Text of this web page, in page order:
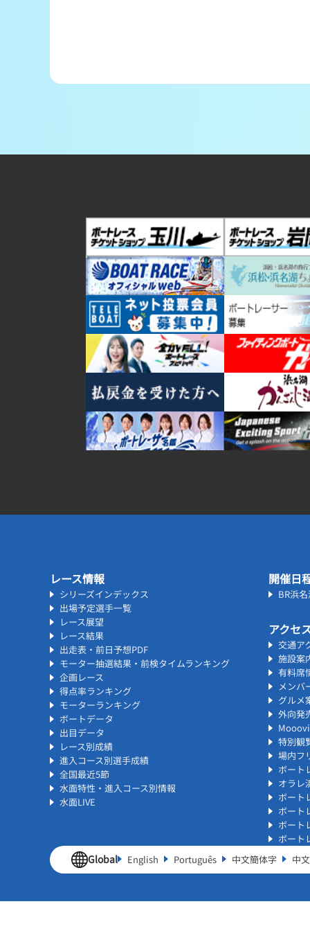
レース情報
シリーズインデックス
出場予定選手一覧
レース展望
レース結果
出走表・前日予想PDF
モーター抽選結果・前検タイムランキング
企画レース
得点率ランキング
モーターランキング
ボートデータ
出目データ
レース別成績
進入コース別選手成績
全国最近5節
水面特性・進入コース別情報
水面LIVE
開催日
BR浜
アクセ
交通ア
施設案
有料席
メンバ
グルメ
外向発
特別観
場内フ
ボート
オラレ
ボート
ボート
ボート
ボート
Global English Português 中文簡体字 中